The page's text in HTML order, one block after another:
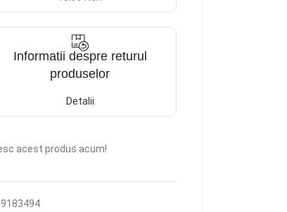
Informatii despre returul
produselor
Detalii
acest produs acum!